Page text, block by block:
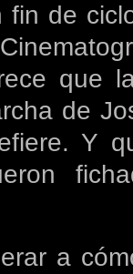
de
que
de
Y
a